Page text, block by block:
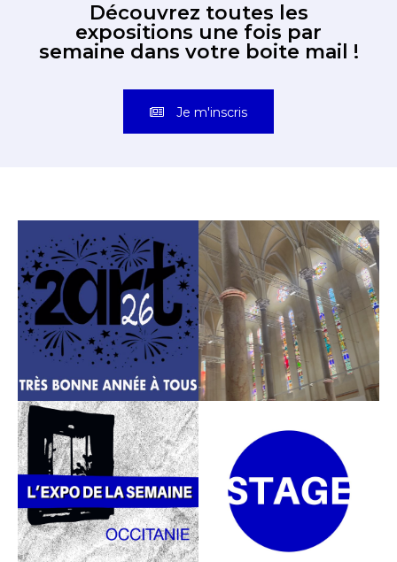
Découvrez toutes les
expositions une fois par
semaine dans votre boite mail !
Je m'inscris